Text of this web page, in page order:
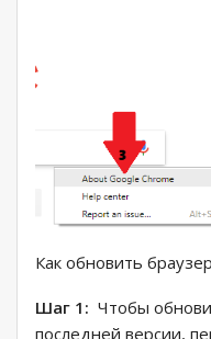
Как обновить
Шаг 1: Чтобы
последней версии,